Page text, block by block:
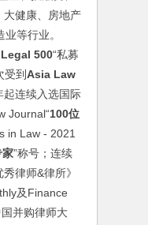
大健康、房地产
等行业。
500“私募
受到Asia Law
起连续入选国际
Journal“100位
in Law - 2021
家”称号；连续
律师&律所》
及Finance
并购律师大